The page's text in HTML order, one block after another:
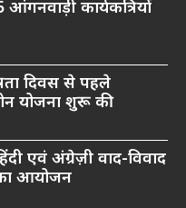
कार्यकत्रियों
दिवस से पहले
योजना शुरू की
एवं अंग्रेज़ी वाद-विवाद
आयोजन